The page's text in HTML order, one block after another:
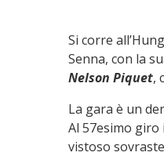
Si corre
Senna, con la
Nelson Piquet,
La gara è un
Al 57esimo giro
vistoso